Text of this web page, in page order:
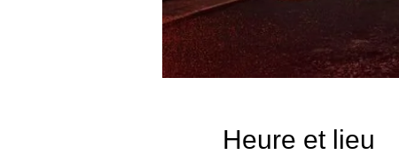
Heure et lieu